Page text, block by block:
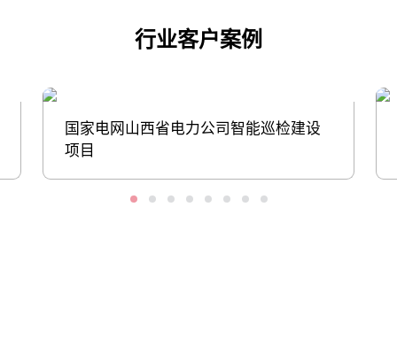
行业客户案例
国家电网山西省电力公司智能巡检建设
项目